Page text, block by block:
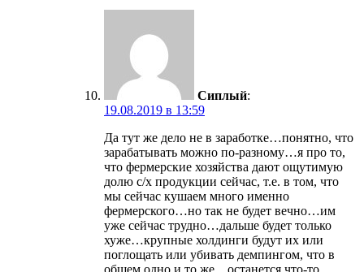
Сиплый:
19.08.2019 в 13:59
Да тут же дело не в заработке…понятно, что
зарабатывать можно по-разному…я про то,
что фермерские хозяйства дают ощутимую
долю с/х продукции сейчас, т.е. в том, что
мы сейчас кушаем много именно
фермерского…но так не будет вечно…им
уже сейчас трудно…дальше будет только
хуже…крупные холдинги будут их или
поглощать или убивать демпингом, что в
общем одно и то же…останется что-то